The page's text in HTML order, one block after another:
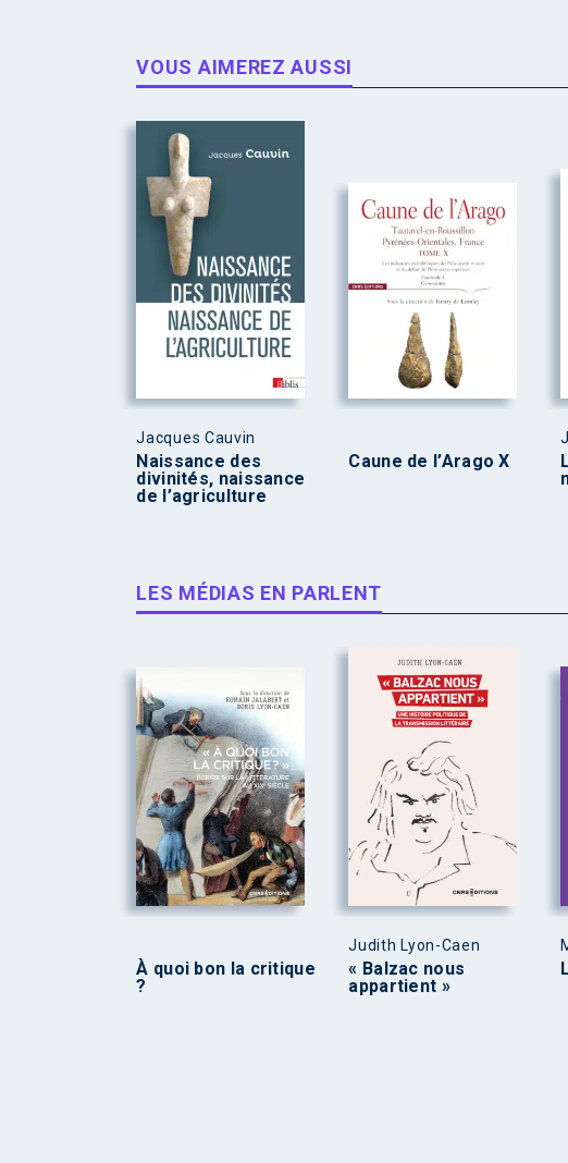
VOUS AIMEREZ AUSSI
Jacques Cauvin
Naissance des
divinités, naissance
de l’agriculture
Caune de l’Arago X
LES MÉDIAS EN PARLENT
À quoi bon la critique
?
Judith Lyon-Caen
« Balzac nous
appartient »